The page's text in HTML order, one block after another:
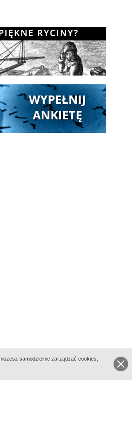
samodzielnie zarządzać cookies,